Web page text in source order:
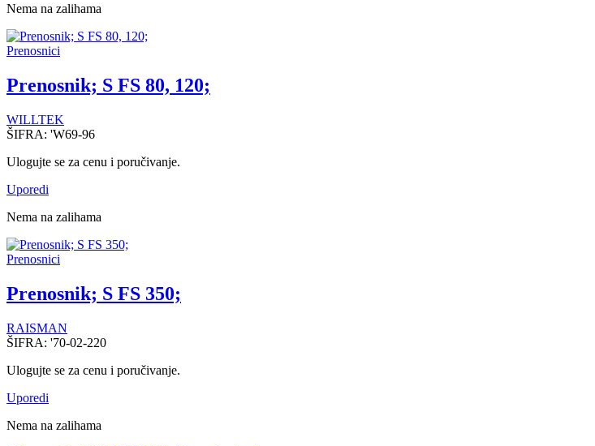
Nema na zalihama
Prenosnici
Prenosnik; S FS 80, 120;
WILLTEK
ŠIFRA: 'W69-96
Ulogujte se za cenu i poručivanje.
Uporedi
Nema na zalihama
Prenosnici
Prenosnik; S FS 350;
RAISMAN
ŠIFRA: '70-02-220
Ulogujte se za cenu i poručivanje.
Uporedi
Nema na zalihama